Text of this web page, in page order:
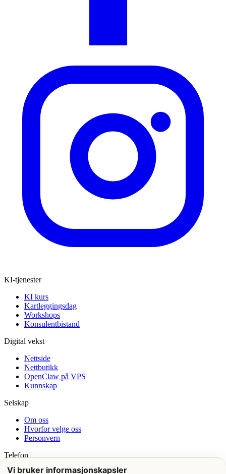
Vi bruker informasjonskapsler
KI-tjenester
KI kurs
Kartleggingsdag
Workshops
Konsulentbistand
Digital vekst
Nettside
Nettbutikk
OpenClaw på VPS
Kunnskap
Selskap
Om oss
Hvorfor velge oss
Personvern
Telefon
+47 21 99 42 00